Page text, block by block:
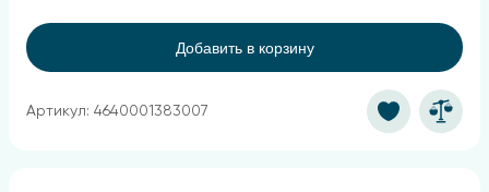
Добавить в корзину
Артикул: 4640001383007